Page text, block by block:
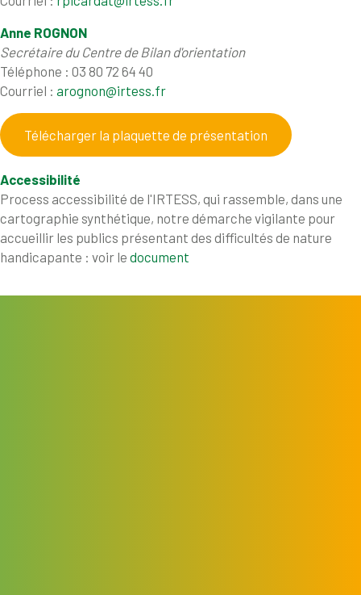
Anne ROGNON
Secrétaire du Centre de Bilan d'orientation
Téléphone : 03 80 72 64 40
Courriel : arognon@irtess.fr
Télécharger la plaquette de présentation
Accessibilité
Process accessibilité de l'IRTESS, qui rassemble, dans une
cartographie synthétique, notre démarche vigilante pour
accueillir les publics présentant des difficultés de nature
handicapante : voir le document